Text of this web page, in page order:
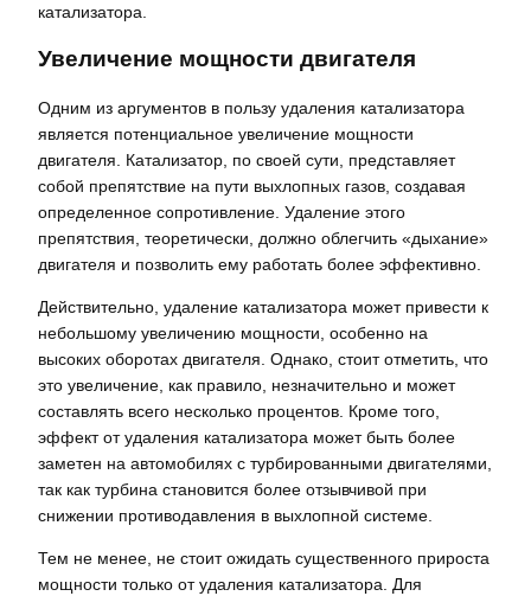
катализатора.
Увеличение мощности двигателя
Одним из аргументов в пользу удаления катализатора
является потенциальное увеличение мощности
двигателя. Катализатор, по своей сути, представляет
собой препятствие на пути выхлопных газов, создавая
определенное сопротивление. Удаление этого
препятствия, теоретически, должно облегчить «дыхание»
двигателя и позволить ему работать более эффективно.
Действительно, удаление катализатора может привести к
небольшому увеличению мощности, особенно на
высоких оборотах двигателя. Однако, стоит отметить, что
это увеличение, как правило, незначительно и может
составлять всего несколько процентов. Кроме того,
эффект от удаления катализатора может быть более
заметен на автомобилях с турбированными двигателями,
так как турбина становится более отзывчивой при
снижении противодавления в выхлопной системе.
Тем не менее, не стоит ожидать существенного прироста
мощности только от удаления катализатора. Для